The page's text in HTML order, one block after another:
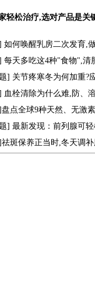
轻松治疗,选对产品是关
如何唤醒乳房二次发育,
每天多吃这4种"食物",清
] 关节疼寒冬为何加重?
血栓清除为什么难,防、
点全球9种天然、无激
] 最新发现：前列腺可
斑保养正当时,冬天调